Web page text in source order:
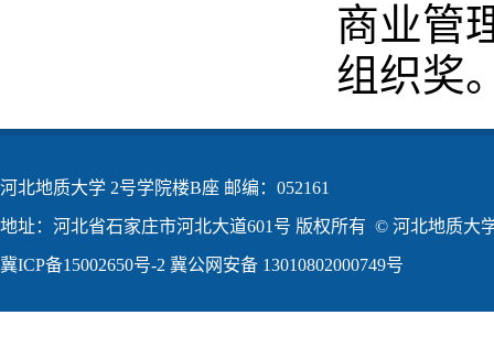
商业管
组织奖
河北地质大学 2号学院楼B座 邮编：052161
地址：河北省石家庄市河北大道601号 版权所有 © 河北地质大
冀ICP备15002650号-2 冀公网安备 13010802000749号